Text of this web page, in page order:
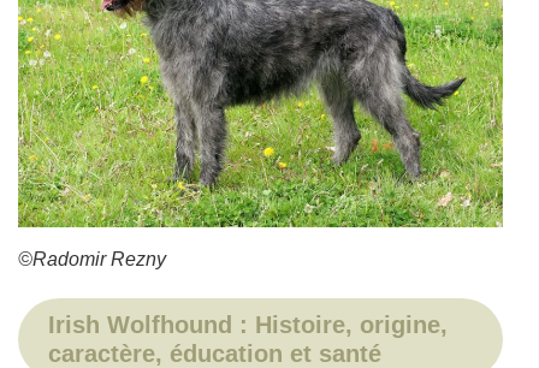
©Radomir Rezny
Irish Wolfhound : Histoire, origine,
caractère, éducation et santé